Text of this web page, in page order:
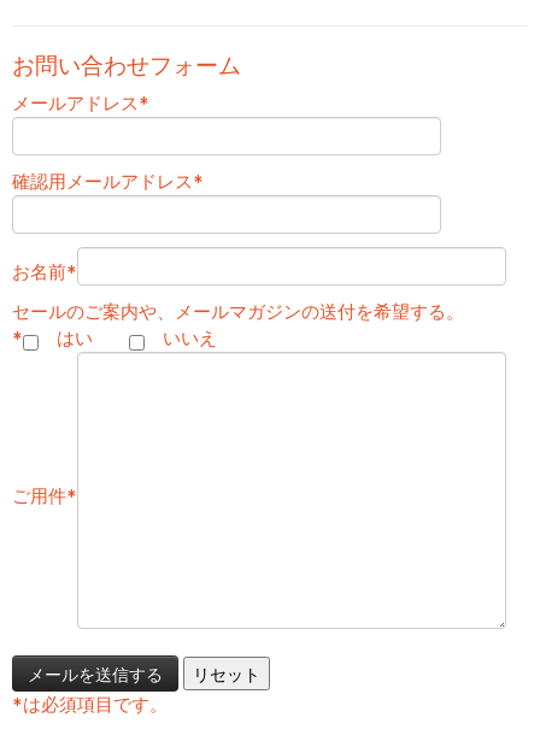
お問い合わせフォーム
メールアドレス*
確認用メールアドレス*
お名前*
セールのご案内や、メールマガジンの送付を希望する。
*
はい いいえ
ご用件*
*は必須項目です。